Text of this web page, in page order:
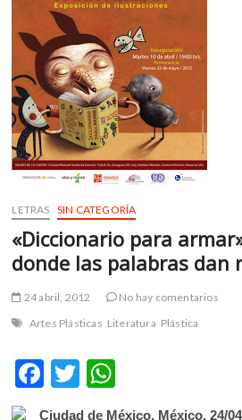
LETRAS SIN CATEGORÍA
«Diccionario para
donde las palabras dan
24 abril, 2012
No hay comentarios
Artes Plásticas Literatura Plástica
F
ac
T
w
h
Ciudad de México, México, 24/